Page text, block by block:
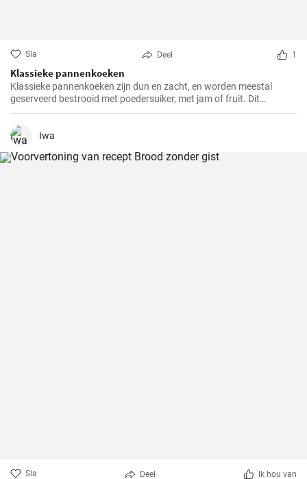
Sla Deel 1
Klassieke pannenkoeken
Klassieke pannenkoeken zijn dun en zacht, en worden meestal
geserveerd bestrooid met poedersuiker, met jam of fruit. Dit
eenvoudige gerecht is een populaire keuze voor het ontbijt, de lunch
of dessert. Pannenkoeken kunnen ook gevuld worden met zoete of
hartige vullingen naar smaak.
Iwa
Sla Deel Ik hou van